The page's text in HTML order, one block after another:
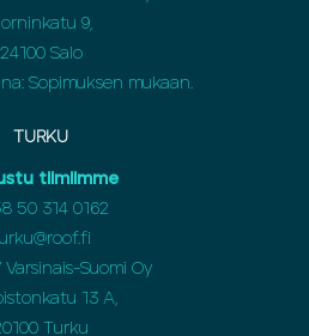
9,
24100 Salo
Sopimuksen mukaan.
TURKU
tiimiimme
50 314 0162
Varsinais-Suomi Oy
13 A,
Turku